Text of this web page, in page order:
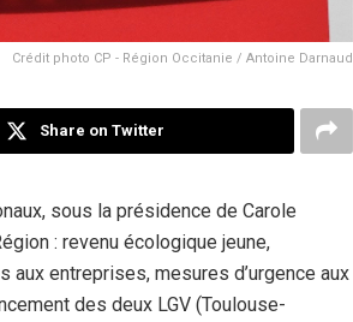
Crédit photo CP - Région Occitanie / Antoine Darnaud
Share on Twitter
sous la présidence de Carole
: revenu écologique jeune,
entreprises, mesures d’urgence aux
des deux LGV (Toulouse-